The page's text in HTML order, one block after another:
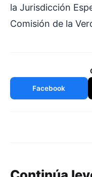
la Jurisdicción
Comisión de la
Facebook